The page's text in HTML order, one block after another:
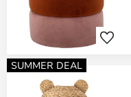
SUMMER DEAL